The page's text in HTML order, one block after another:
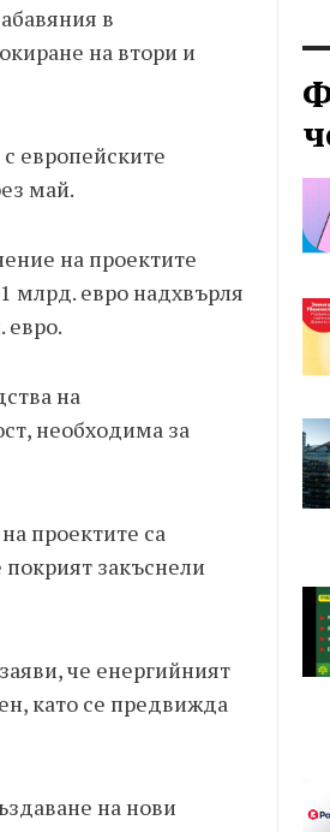
в
на втори и
европейските
май.
на проектите
млрд. евро надхвърля
евро.
на
необходима за
проектите са
покрият закъснели
че енергийният
като се предвижда
на нови